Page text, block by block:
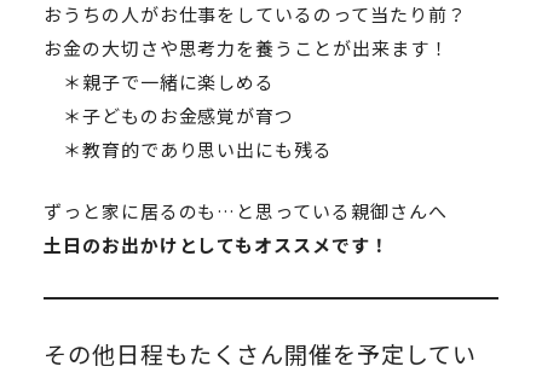
おうちの人がお仕事をしているのって当たり前？
お金の大切さや思考力を養うことが出来ます！
＊親子で一緒に楽しめる
＊子どものお金感覚が育つ
＊教育的であり思い出にも残る
ずっと家に居るのも…と思っている親御さんへ
土日のお出かけとしてもオススメです！
その他日程もたくさん開催を予定してい